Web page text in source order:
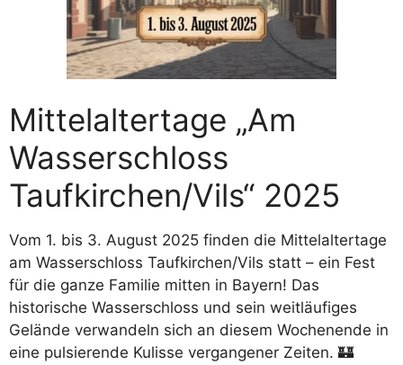
Mittelaltertage „Am
Wasserschloss
Taufkirchen/Vils“ 2025
Vom 1. bis 3. August 2025 finden die Mittelaltertage
am Wasserschloss Taufkirchen/Vils statt – ein Fest
für die ganze Familie mitten in Bayern! Das
historische Wasserschloss und sein weitläufiges
Gelände verwandeln sich an diesem Wochenende in
eine pulsierende Kulisse vergangener Zeiten. 🏰